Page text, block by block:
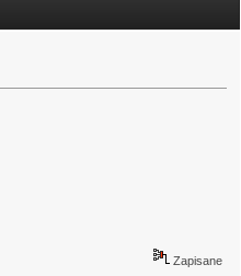
Zapisane